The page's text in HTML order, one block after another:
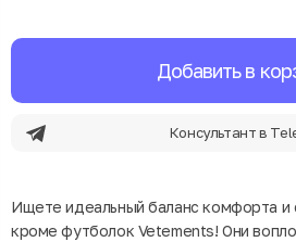
Добавить в
Консультант в
Ищете идеальный баланс комфорта и
кроме футболок Vetements! Они